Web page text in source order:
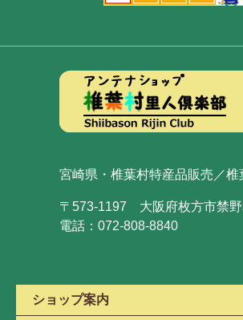
宮崎県・椎葉村特産品販売／椎
〒573-1197 大阪府枚方市禁
電話：072-808-8840
ショップ案内